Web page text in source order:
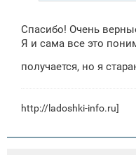
Спасибо! Очень
Я и сама все это
получается, но я
http://ladoshki-info.ru]